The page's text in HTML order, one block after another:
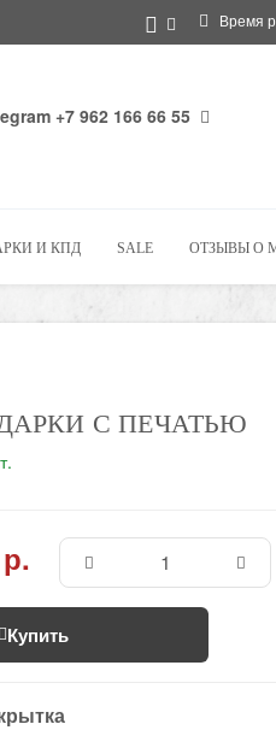
Время
+7 962 166 66 55
И КПД SALE ОТЗЫВЫ О
С ПЕЧАТЬЮ
Купить